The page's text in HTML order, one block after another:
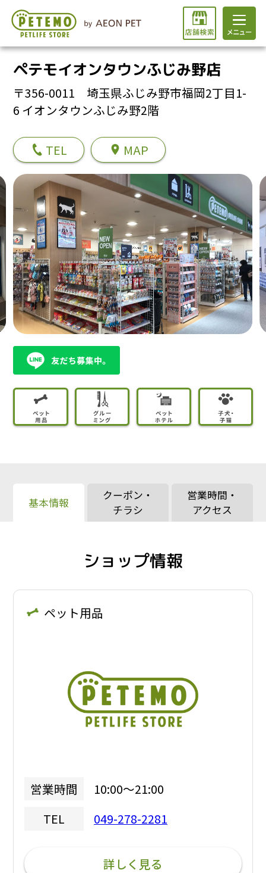
ペテモイオンタウンふじみ野店
〒356-0011 埼玉県ふじみ野市福岡2丁目1-
6 イオンタウンふじみ野2階
TEL MAP
基本情報
クーポン・
チラシ
営業時間・
アクセス
ショップ情報
ペット用品
営業時間
10:00～21:00
TEL
049-278-2281
詳しく見る